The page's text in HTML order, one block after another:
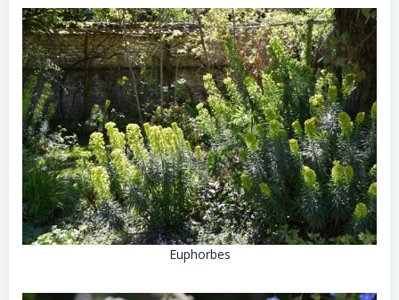
Euphorbes